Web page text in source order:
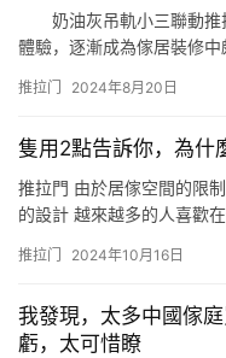
拉门？…
奶油灰吊軌小三聯動推
體驗，逐漸成為傢居裝修
以下是選購奶油灰吊軌小
高：三聯動推拉門相較於傳
更寬闊…
推拉门 2024年8月20日
隻用2點告訴你，為什
推拉門 由於居傢空間的限
的設計 越來越多的人喜歡
風格也開始慢慢用起推拉
占用地方 能滿足整個空間
推拉门 2024年10月16日
我發現，太多中國傢
虧，太可惜瞭